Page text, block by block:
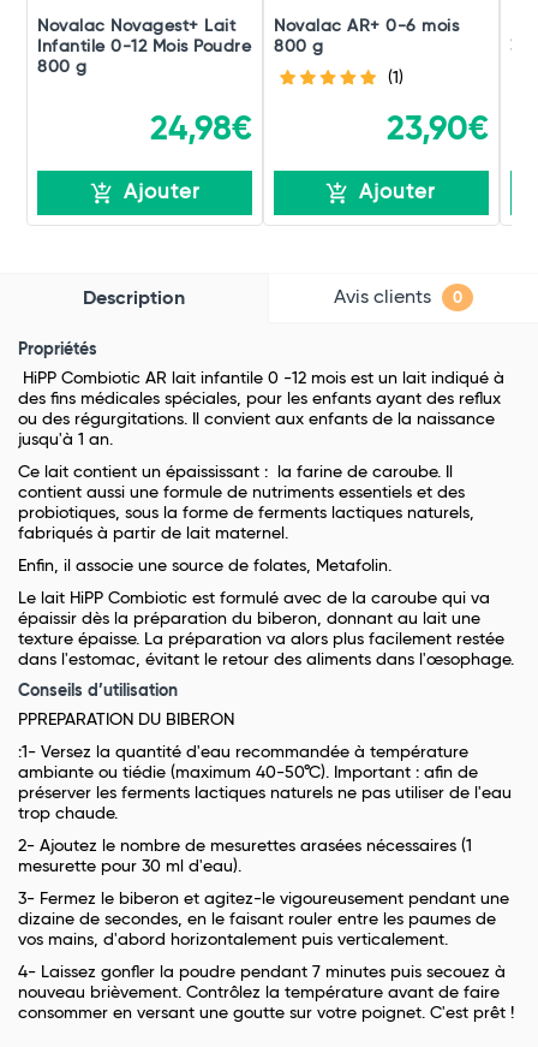
Novalac Novagest+ Lait
Infantile 0-12 Mois Poudre
800 g
24,98€
Ajouter
Novalac AR+ 0-6 mois
800 g
(1)
23,90€
Ajouter
36
Description Avis clients 0
Propriétés
HiPP Combiotic AR lait infantile 0 -12 mois est un lait indiqué à
des fins médicales spéciales, pour les enfants ayant des reflux
ou des régurgitations. Il convient aux enfants de la naissance
jusqu'à 1 an.
Ce lait contient un épaississant : la farine de caroube. Il
contient aussi une formule de nutriments essentiels et des
probiotiques, sous la forme de ferments lactiques naturels,
fabriqués à partir de lait maternel.
Enfin, il associe une source de folates, Metafolin.
Le lait HiPP Combiotic est formulé avec de la caroube qui va
épaissir dès la préparation du biberon, donnant au lait une
texture épaisse. La préparation va alors plus facilement restée
dans l'estomac, évitant le retour des aliments dans l'œsophage.
Conseils d’utilisation
PPREPARATION DU BIBERON
:1- Versez la quantité d'eau recommandée à température
ambiante ou tiédie (maximum 40-50°C). Important : afin de
préserver les ferments lactiques naturels ne pas utiliser de l'eau
trop chaude.
2- Ajoutez le nombre de mesurettes arasées nécessaires (1
mesurette pour 30 ml d'eau).
3- Fermez le biberon et agitez-le vigoureusement pendant une
dizaine de secondes, en le faisant rouler entre les paumes de
vos mains, d'abord horizontalement puis verticalement.
4- Laissez gonfler la poudre pendant 7 minutes puis secouez à
nouveau brièvement. Contrôlez la température avant de faire
consommer en versant une goutte sur votre poignet. C'est prêt !